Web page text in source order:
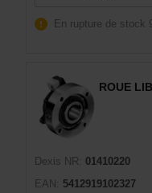
En rupture de stock
ROUE
Dexis NR:
01410220
EAN:
5412919102327